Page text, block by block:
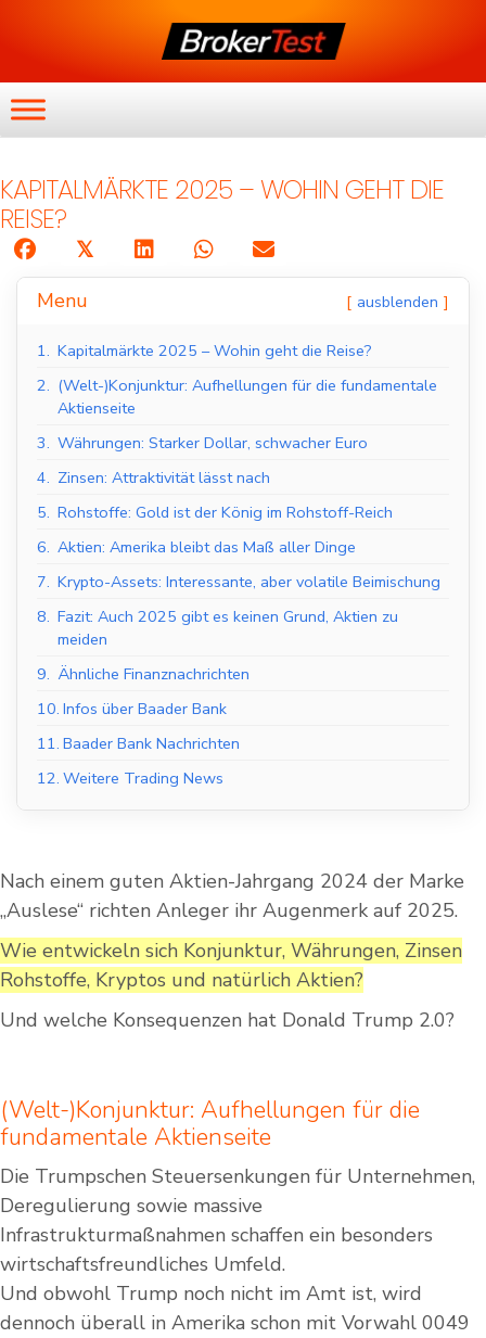
KAPITALMÄRKTE 2025 – WOHIN GEHT DIE
REISE?
𝕏
Menu ausblenden
1. Kapitalmärkte 2025 – Wohin geht die Reise?
2. (Welt-)Konjunktur: Aufhellungen für die fundamentale
Aktienseite
3. Währungen: Starker Dollar, schwacher Euro
4. Zinsen: Attraktivität lässt nach
5. Rohstoffe: Gold ist der König im Rohstoff-Reich
6. Aktien: Amerika bleibt das Maß aller Dinge
7. Krypto-Assets: Interessante, aber volatile Beimischung
8. Fazit: Auch 2025 gibt es keinen Grund, Aktien zu
meiden
9. Ähnliche Finanznachrichten
10. Infos über Baader Bank
11. Baader Bank Nachrichten
12. Weitere Trading News
Nach einem guten Aktien-Jahrgang 2024 der Marke
„Auslese“ richten Anleger ihr Augenmerk auf 2025.
Wie entwickeln sich Konjunktur, Währungen, Zinsen
Rohstoffe, Kryptos und natürlich Aktien?
Und welche Konsequenzen hat Donald Trump 2.0?
(Welt-)Konjunktur: Aufhellungen für die
fundamentale Aktienseite
Die Trumpschen Steuersenkungen für Unternehmen,
Deregulierung sowie massive
Infrastrukturmaßnahmen schaffen ein besonders
wirtschaftsfreundliches Umfeld.
Und obwohl Trump noch nicht im Amt ist, wird
dennoch überall in Amerika schon mit Vorwahl 0049